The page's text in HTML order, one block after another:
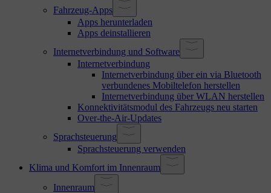
Fahrzeug-Apps
Apps herunterladen
Apps deinstallieren
Internetverbindung und Software
Internetverbindung
Internetverbindung über ein via Bluetooth
verbundenes Mobiltelefon herstellen
Internetverbindung über WLAN herstellen
Konnektivitätsmodul des Fahrzeugs neu starten
Over-the-Air-Updates
Sprachsteuerung
Sprachsteuerung verwenden
Klima und Komfort im Innenraum
Innenraum